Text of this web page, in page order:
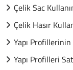
Çelik Sac
Çelik Hasır
Yapı
Yapı Profilleri